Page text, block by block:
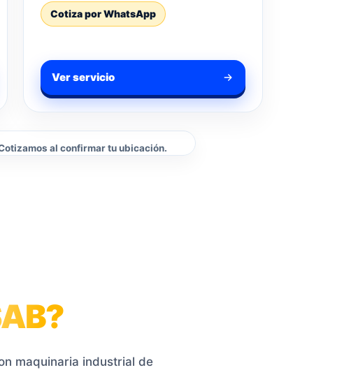
Cotiza por WhatsApp
Ver servicio
al confirmar tu ubicación.
maquinaria industrial de